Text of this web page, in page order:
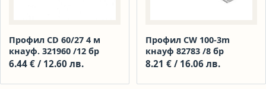
Профил CD 60/27 4 м
кнауф. 321960 /12 бр
6.44 € / 12.60 лв.
Профил CW 100-3m
кнауф 82783 /8 бр
8.21 € / 16.06 лв.